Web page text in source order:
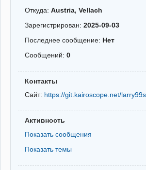
Откуда:Austria, Vellach
Зарегистрирован:2025-09-03
Последнее сообщение: Нет
Сообщений:0
Контакты
Сайт: https://git.kairoscope.net/
Активность
Показать сообщения
Показать темы